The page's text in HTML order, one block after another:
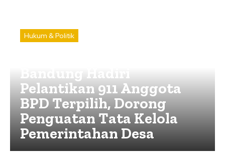
Hukum & Politik
Bandung Hadiri
Pelantikan 911 Anggota
BPD Terpilih, Dorong
Penguatan Tata Kelola
Pemerintahan Desa